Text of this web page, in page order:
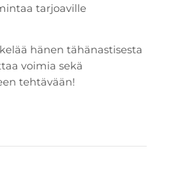
tarjoaville
hänen tähänastisesta
voimia sekä
tehtävään!